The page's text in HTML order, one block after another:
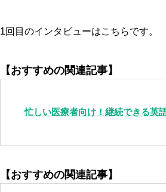
1回目のインタビューはこちらです。
【おすすめの関連記事】
忙しい医療者向け！継続できる英
【おすすめの関連記事】